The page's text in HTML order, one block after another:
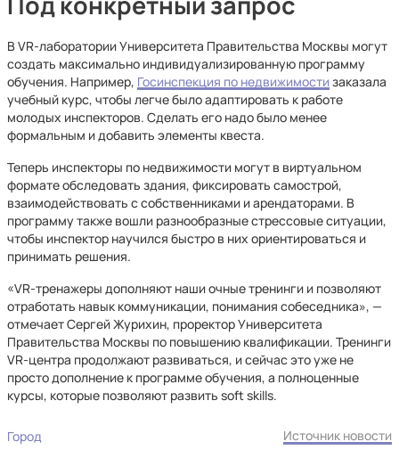
В VR-лаборатории Университета Правительства Москвы могут
создать максимально индивидуализированную программу
обучения. Например, Госинспекция по недвижимости заказала
учебный курс, чтобы легче было адаптировать к работе
молодых инспекторов. Сделать его надо было менее
формальным и добавить элементы квеста.
Теперь инспекторы по недвижимости могут в виртуальном
формате обследовать здания, фиксировать самострой,
взаимодействовать с собственниками и арендаторами. В
программу также вошли разнообразные стрессовые ситуации,
чтобы инспектор научился быстро в них ориентироваться и
принимать решения.
«VR-тренажеры дополняют наши очные тренинги и позволяют
отработать навык коммуникации, понимания собеседника», —
отмечает Сергей Журихин, проректор Университета
Правительства Москвы по повышению квалификации. Тренинги
VR-центра продолжают развиваться, и сейчас это уже не
просто дополнение к программе обучения, а полноценные
курсы, которые позволяют развить soft skills.
Город Источник новости